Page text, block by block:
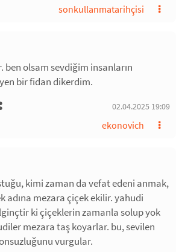
sonkullanmatarihçisi
ben olsam sevdiğim insanların
bir fidan dikerdim.
02.04.2025 19:09
ekonovich
kimi zaman da vefat edeni anmak,
adına mezara çiçek ekilir. yahudi
ki çiçeklerin zamanla solup yok
mezara taş koyarlar. bu, sevilen
vurgular.